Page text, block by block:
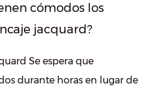
cómodos los
jacquard?
que
durante horas en lugar de